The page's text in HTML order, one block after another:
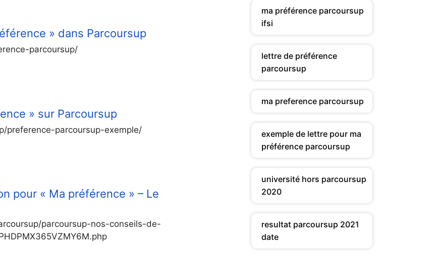
» dans Parcoursup
parcoursup/
» sur Parcoursup
preference-parcoursup-exemple/
pour « Ma préférence » – Le
parcoursup-nos-conseils-de-
ma préférence parcoursup
ifsi
lettre de préférence
parcoursup
ma preference parcoursup
exemple de lettre pour ma
préférence parcoursup
université hors parcoursup
2020
resultat parcoursup 2021
date